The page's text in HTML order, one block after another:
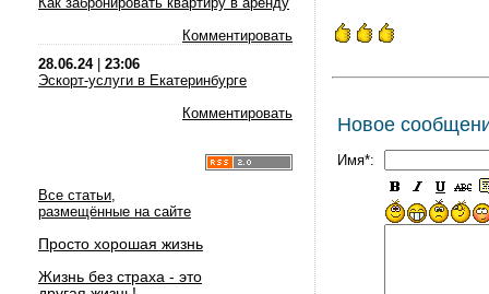
Комментировать
28.06.24| 23:06
Эскорт-услуги в Екатеринбурге
Комментировать
Все статьи,
размещённые на сайте
Просто хорошая жизнь
Жизнь без страха - это
Новое
Имя*: